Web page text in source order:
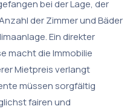
bei der Lage, der
der Zimmer und Bäder
Ein direkter
macht die Immobilie
Mietpreis verlangt
müssen sorgfältig
fairen und